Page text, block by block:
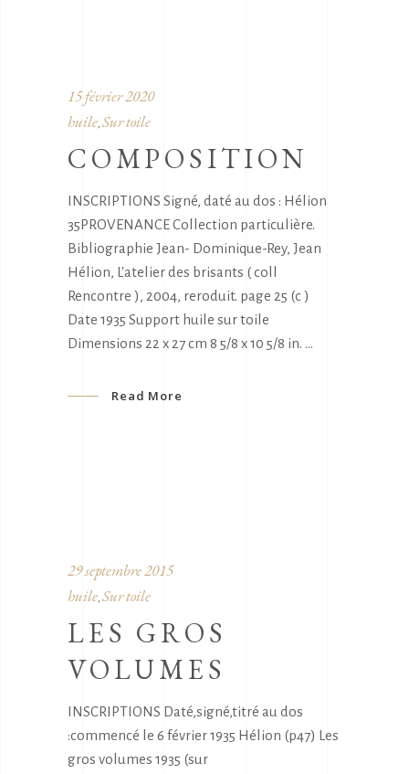
15 février 2020
huile Sur toile
COMPOSITION
INSCRIPTIONS Signé, daté au dos : Hélion
35PROVENANCE Collection particulière.
Bibliographie Jean- Dominique-Rey, Jean
Hélion, L'atelier des brisants ( coll
Rencontre ), 2004, reroduit. page 25 (c )
Date 1935 Support huile sur toile
Dimensions 22 x 27 cm 8 5/8 x 10 5/8 in.
Read More
29 septembre 2015
huile, Sur toile
LES GROS
VOLUMES
INSCRIPTIONS Daté,signé,titré au dos
:commencé le 6 février 1935 Hélion (p47) Les
gros volumes 1935 (sur